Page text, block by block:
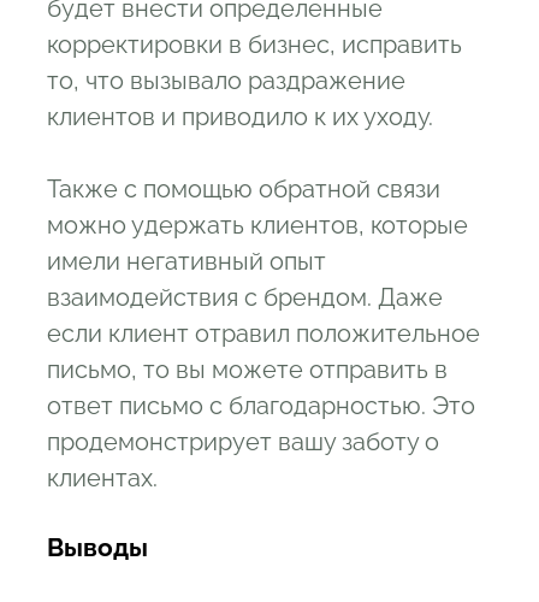
будет внести определенные
корректировки в бизнес, исправить
то, что вызывало раздражение
клиентов и приводило к их уходу.
Также с помощью обратной связи
можно удержать клиентов, которые
имели негативный опыт
взаимодействия с брендом. Даже
если клиент отравил положительное
письмо, то вы можете отправить в
ответ письмо с благодарностью. Это
продемонстрирует вашу заботу о
клиентах.
Выводы